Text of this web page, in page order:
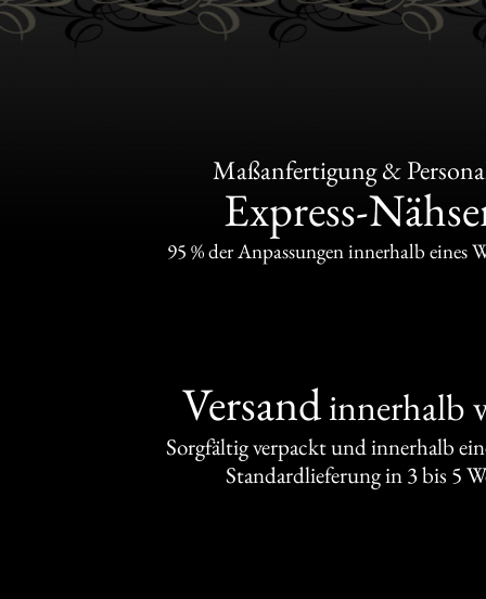
Maßanfertigung &
Express-
95 % der Anpassungen innerhalb eines
Versandinnerhalb
Sorgfältig verpackt und innerhalb
Standardlieferung in 3 bis 5